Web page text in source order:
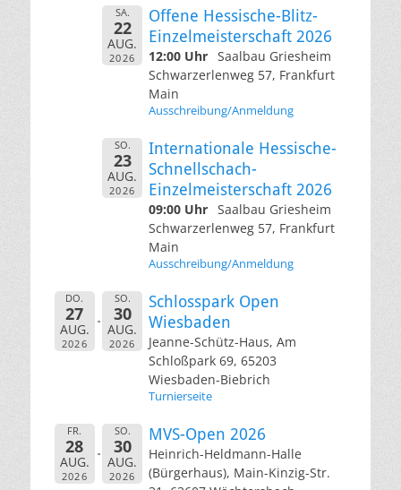
SA.
22
AUG.
2026
Offene Hessische-Blitz-
Einzelmeisterschaft 2026
12:00 Uhr Saalbau Griesheim
Schwarzerlenweg 57, Frankfurt
Main
Ausschreibung/Anmeldung
SO.
23
AUG.
2026
Internationale Hessische-
Schnellschach-
Einzelmeisterschaft 2026
09:00 Uhr Saalbau Griesheim
Schwarzerlenweg 57, Frankfurt
Main
Ausschreibung/Anmeldung
DO.
27
AUG.
2026
SO.
30
AUG.
2026
Schlosspark Open
Wiesbaden
Jeanne-Schütz-Haus, Am
Schloßpark 69, 65203
Wiesbaden-Biebrich
Turnierseite
FR.
28
AUG.
2026
SO.
30
AUG.
2026
MVS-Open 2026
Heinrich-Heldmann-Halle
(Bürgerhaus), Main-Kinzig-Str.